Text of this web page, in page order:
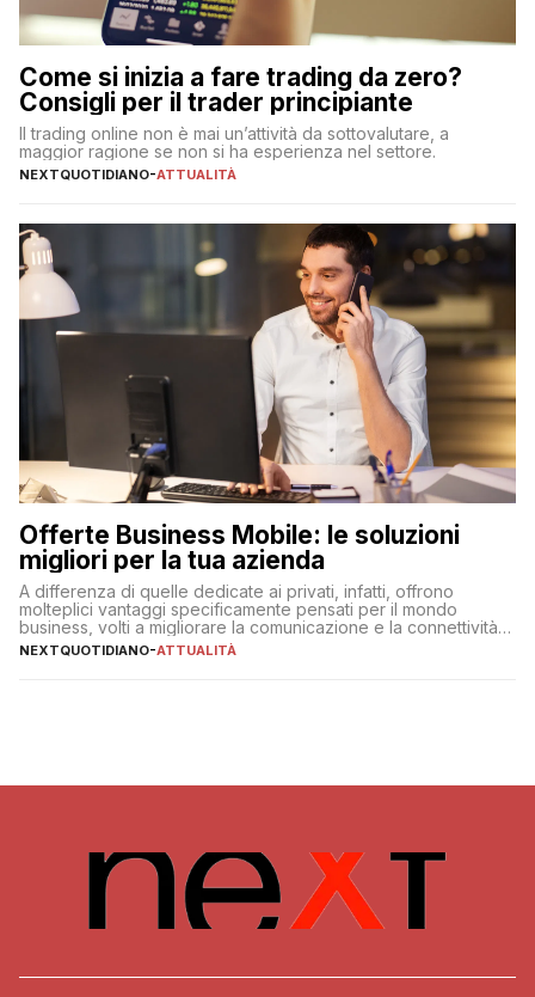
Come si inizia a fare trading da zero?
Consigli per il trader principiante
Il trading online non è mai un’attività da sottovalutare, a
maggior ragione se non si ha esperienza nel settore.
NEXTQUOTIDIANO-ATTUALITÀ
Offerte Business Mobile: le soluzioni
migliori per la tua azienda
A differenza di quelle dedicate ai privati, infatti, offrono
molteplici vantaggi specificamente pensati per il mondo
business, volti a migliorare la comunicazione e la connettività
degli utenti
NEXTQUOTIDIANO-ATTUALITÀ